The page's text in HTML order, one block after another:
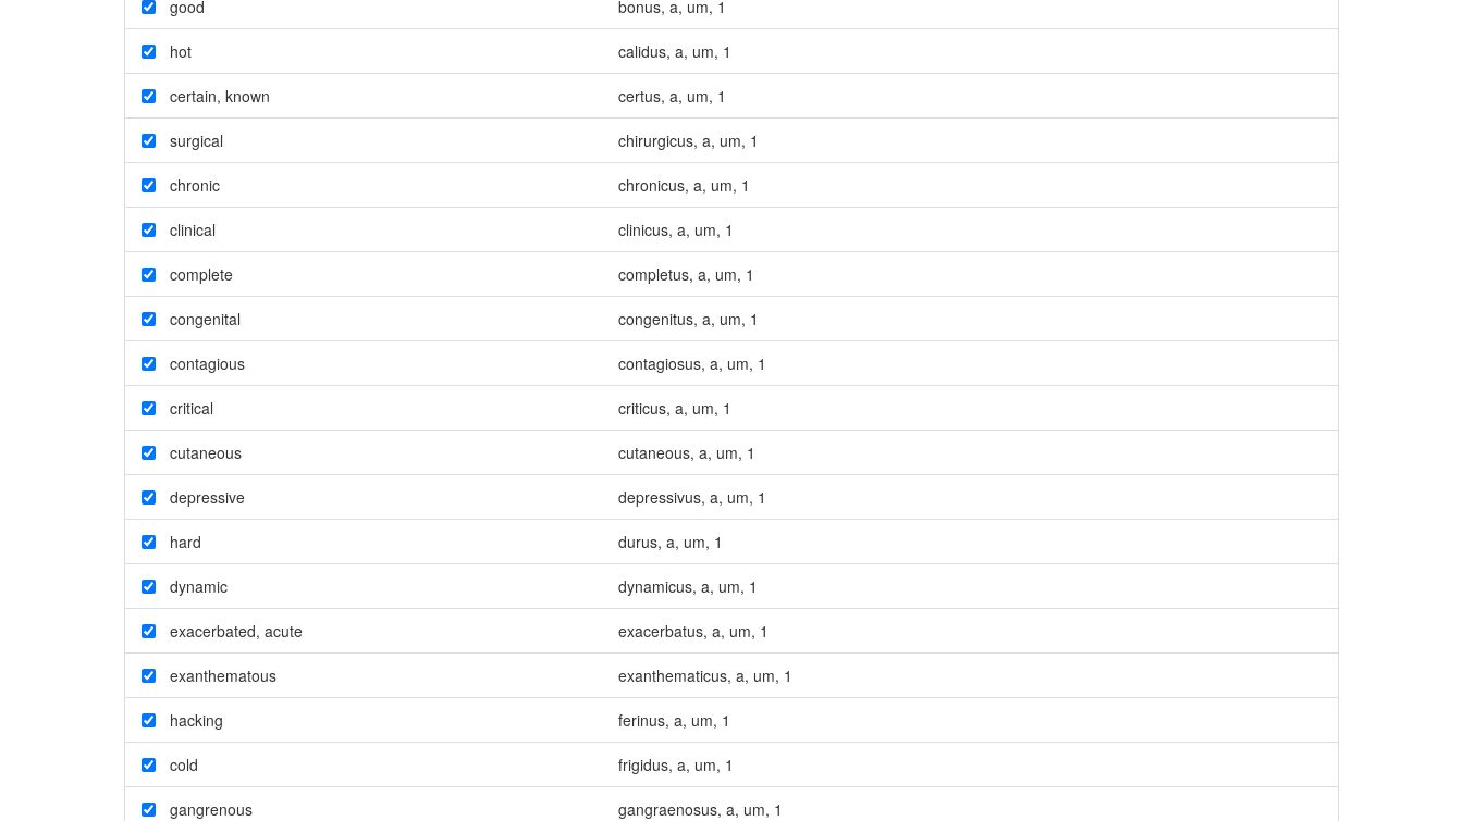
good bonus, a, um, 1
hot calidus, a, um, 1
certain, known certus, a, um, 1
surgical chirurgicus, a, um, 1
chronic chronicus, a, um, 1
clinical clinicus, a, um, 1
complete completus, a, um, 1
congenital congenitus, a, um, 1
contagious contagiosus, a, um, 1
critical criticus, a, um, 1
cutaneous cutaneous, a, um, 1
depressive depressivus, a, um, 1
hard durus, a, um, 1
dynamic dynamicus, a, um, 1
exacerbated, acute exacerbatus, a, um, 1
exanthematous exanthematicus, a, um, 1
hacking ferinus, a, um, 1
cold frigidus, a, um, 1
gangrenous gangraenosus, a, um, 1